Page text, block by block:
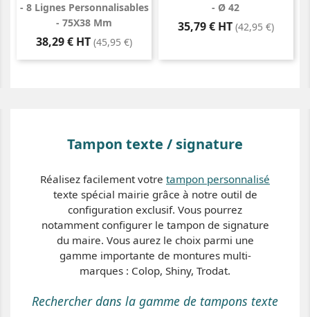
- 8 Lignes Personnalisables
- 75X38 Mm
Prix
38,29 € HT (45,95 €)
- Ø 42
Prix
35,79 € HT (42,95 €)
Tampon texte / signature
Réalisez facilement votre tampon personnalisé
texte spécial mairie grâce à notre outil de
configuration exclusif. Vous pourrez
notamment configurer le tampon de signature
du maire. Vous aurez le choix parmi une
gamme importante de montures multi-
marques : Colop, Shiny, Trodat.
Rechercher dans la gamme de tampons texte